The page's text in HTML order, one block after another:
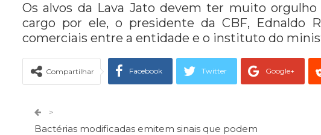
Os alvos da Lava Jato devem ter muito
cargo por ele, o presidente da CBF, Ednaldo
comerciais entre a entidade e o instituto do
Compartilhar Facebook Twitter Google+
>
Bactérias modificadas emitem sinais que podem